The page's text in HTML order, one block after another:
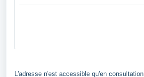
L'adresse n'est accessible qu'en consultation